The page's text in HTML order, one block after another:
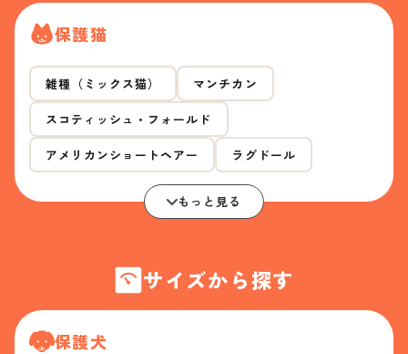
保護猫
雑種（ミックス猫） マンチカン
スコティッシュ・フォールド
アメリカンショートヘアー ラグドール
もっと見る
サイズから探す
保護犬